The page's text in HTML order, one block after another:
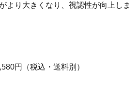
より大きくなり、視認性が向上しま
円（税込・送料別）